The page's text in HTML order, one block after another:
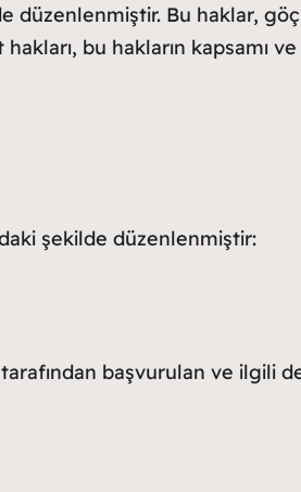
düzenlenmiştir. Bu haklar,
bu hakların kapsamı
şekilde düzenlenmiştir:
başvurulan ve ilgili